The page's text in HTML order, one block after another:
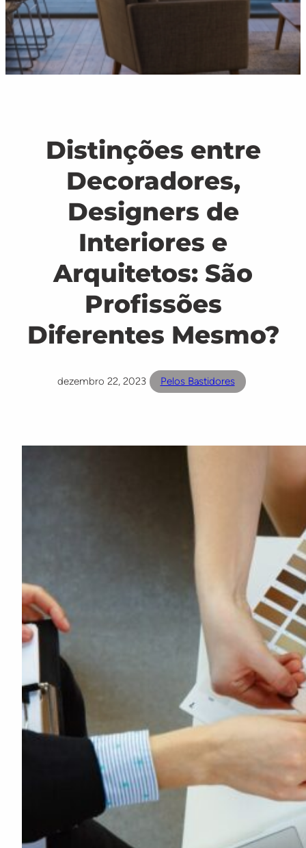
Distinções entre
Decoradores,
Designers de
Interiores e
Arquitetos: São
Profissões
Diferentes Mesmo?
dezembro 22, 2023 Pelos Bastidores